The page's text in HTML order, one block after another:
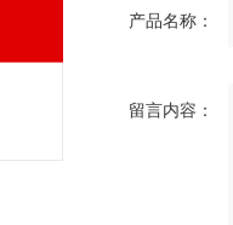
产品名称：
留言内容：